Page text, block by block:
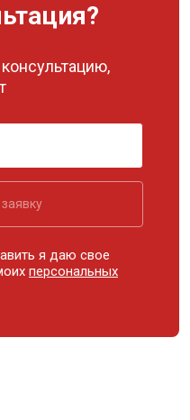
я даю свое
персональных